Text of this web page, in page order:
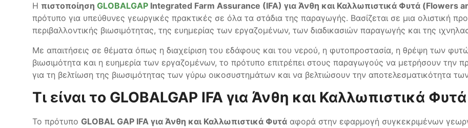
Η πιστοποίηση GLOBALGAP Integrated Farm Assurance (IFA) για Άνθη και Καλλωπιστικά Φυτά (Flowers
πρότυπο για υπεύθυνες γεωργικές πρακτικές σε όλα τα στάδια της παραγωγής. Βασίζεται σε μια ολιστική
περιβαλλοντικής βιωσιμότητας, της ευημερίας των εργαζομένων, των διαδικασιών παραγωγής και της
Με απαιτήσεις σε θέματα όπως η διαχείριση του εδάφους και του νερού, η φυτοπροστασία, η θρέψη των
βιωσιμότητα και η ευημερία των εργαζομένων, το πρότυπο επιτρέπει στους παραγωγούς να μετρήσουν την
για τη βελτίωση της βιωσιμότητας των γύρω οικοσυστημάτων και να βελτιώσουν την αποτελεσματικότητα
Τι είναι το GLOBALGAP IFA για Άνθη και Καλλωπιστικά
Το πρότυπο GLOBAL GAP IFA για Άνθη και Καλλωπιστικά Φυτά αφορά στην εφαρμογή συγκεκριμένων